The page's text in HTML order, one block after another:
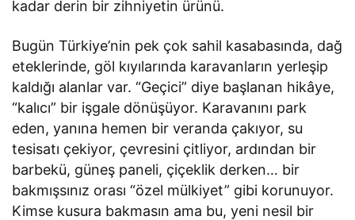
kadar derin bir zihniyetin ürünü.
Bugün Türkiye’nin pek çok sahil kasabasında, dağ
eteklerinde, göl kıyılarında karavanların yerleşip
kaldığı alanlar var. “Geçici” diye başlanan hikâye,
“kalıcı” bir işgale dönüşüyor. Karavanını park
eden, yanına hemen bir veranda çakıyor, su
tesisatı çekiyor, çevresini çitliyor, ardından bir
barbekü, güneş paneli, çiçeklik derken… bir
bakmışsınız orası “özel mülkiyet” gibi korunuyor.
Kimse kusura bakmasın ama bu, yeni nesil bir